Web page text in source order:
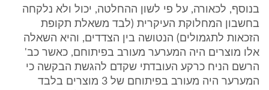
בנוסף, לכאורה, על פי לשון ההחלטה, יכול ולא נלקחה
בחשבון המחלוקת העיקרית (לבד משאלת תקופת
הזכאות לתגמולים) הנטושה בין הצדדים, והיא השאלה
אלו מוצרים היה המערער מעורב בפיתוחם, כאשר כב'
הרשם הניח כרקע העובדתי שקדם להגשת הבקשה כי
המערער היה מעורב בפיתוחם של 3 מוצרים בלבד